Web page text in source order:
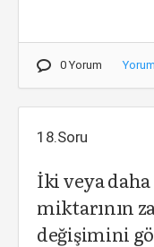
0 Yorum
18.Soru
İki veya
miktarının
değişimini